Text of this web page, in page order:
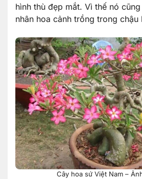
hình thù đẹp mắt. Vì thế nó
nhân hoa cảnh trồng trong chậu
Cây hoa sứ Việt Nam –